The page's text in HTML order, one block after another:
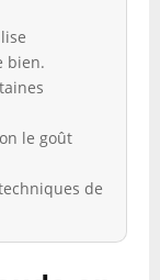
bien.
le goût
de